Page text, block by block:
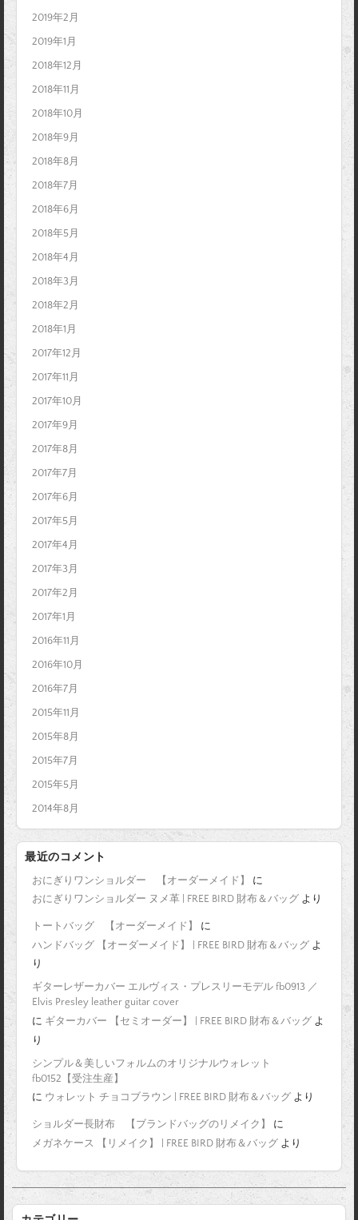
2019年2月
2019年1月
2018年12月
2018年11月
2018年10月
2018年9月
2018年8月
2018年7月
2018年6月
2018年5月
2018年4月
2018年3月
2018年2月
2018年1月
2017年12月
2017年11月
2017年10月
2017年9月
2017年8月
2017年7月
2017年6月
2017年5月
2017年4月
2017年3月
2017年2月
2017年1月
2016年11月
2016年10月
2016年7月
2015年11月
2015年8月
2015年7月
2015年5月
2014年8月
最近のコメント
おにぎりワンショルダー 【オーダーメイド】
に
おにぎりワンショルダー ヌメ革 | FREE BIRD 財布＆バッグ より
トートバッグ 【オーダーメイド】
に
ハンドバッグ 【オーダーメイド】 | FREE BIRD 財布＆バッグ よ
り
ギターレザーカバー エルヴィス・プレスリーモデル fb0913 ／
Elvis Presley leather guitar cover
に ギターカバー 【セミオーダー】 | FREE BIRD 財布＆バッグ よ
り
シンプル＆美しいフォルムのオリジナルウォレット
fb0152【受注生産】
に ウォレット チョコブラウン | FREE BIRD 財布＆バッグ より
ショルダー長財布 【ブランドバッグのリメイク】
に
メガネケース 【リメイク】 | FREE BIRD 財布＆バッグ より